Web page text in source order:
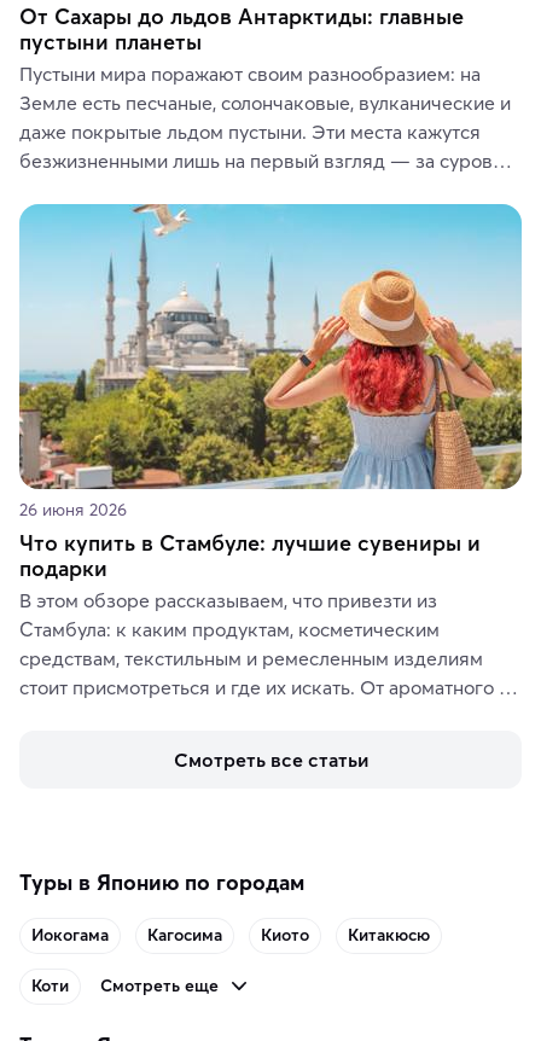
От Сахары до льдов Антарктиды: главные
пустыни планеты
Пустыни мира поражают своим разнообразием: на
Земле есть песчаные, солончаковые, вулканические и
даже покрытые льдом пустыни. Эти места кажутся
безжизненными лишь на первый взгляд — за суровой
животные и маршруты, которые дарят одни из самых
ярких впечатлений от путешествий.
26 июня 2026
Что купить в Стамбуле: лучшие сувениры и
подарки
В этом обзоре рассказываем, что привезти из
Стамбула: к каким продуктам, косметическим
средствам, текстильным и ремесленным изделиям
стоит присмотреться и где их искать. От ароматного
аутентичных лавках — в подарок близким или себе на
Смотреть все статьи
Туры в Японию по городам
Иокогама Кагосима Киото Китакюсю
Коти Смотреть еще